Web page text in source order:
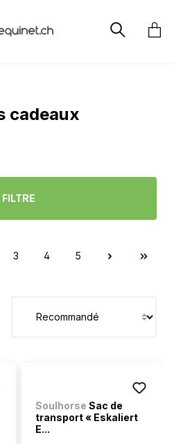
cadeaux
FILTRE
3 4 5
Soulhorse Sac de
transport « Eskaliert
E...